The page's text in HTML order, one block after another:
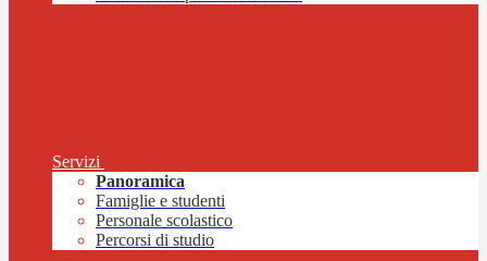
Servizi
Panoramica
Famiglie e studenti
Personale scolastico
Percorsi di studio